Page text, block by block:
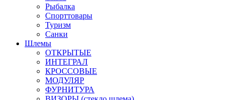
Рыбалка
Спорттовары
Туризм
Санки
Шлемы
ОТКРЫТЫЕ
ИНТЕГРАЛ
КРОССОВЫЕ
МОДУЛЯР
ФУРНИТУРА